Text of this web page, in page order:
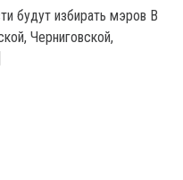
будут избирать мэров В
Черниговской,